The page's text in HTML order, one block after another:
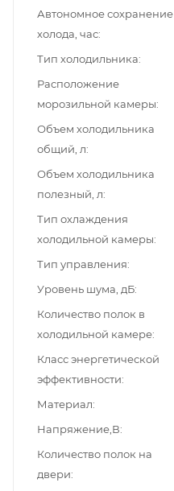
Автономное сохранение
холода, час
Тип холодильника
Расположение
морозильной камеры
Объем холодильника
общий, л
Объем холодильника
полезный, л
Тип охлаждения
холодильной камеры
Тип управления
Уровень шума, дБ
Количество полок в
холодильной камере
Класс энергетической
эффективности
Материал
Напряжение,В
Количество полок на
двери